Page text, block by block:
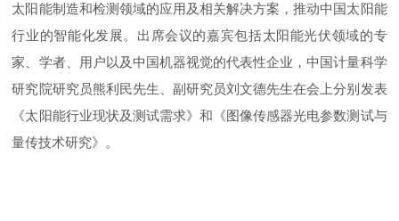
太阳能制造和检测领域的应用及相关解决方案，推动中国太阳能
行业的智能化发展。出席会议的嘉宾包括太阳能光伏领域的专
家、学者、用户以及中国机器视觉的代表性企业，中国计量科学
研究院研究员熊利民先生、副研究员刘文德先生在会上分别发表
《太阳能行业现状及测试需求》和《图像传感器光电参数测试与
量传技术研究》。